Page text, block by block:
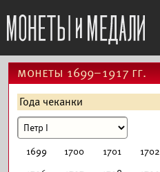
монеты 1699–1917 гг.
Года чеканки
1699 1700 1701 1702